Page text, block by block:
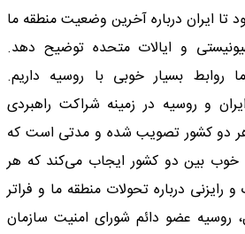
تا ایران درباره آخرین وضعیت منطقه ما
و ایالات متحده توضیح دهد.
روابط بسیار خوبی با روسیه داریم.
و روسیه در زمینه شراکت راهبردی
هر دو کشور تصویب شده و مدتی است که
خوب بین دو کشور ایجاب می‌کند که هر
درباره تحولات منطقه ما و فراتر
روسیه عضو دائم شورای امنیت سازمان